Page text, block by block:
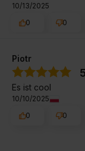
10/13/2025
0
0
Piotr
5
Es ist cool
10/10/2025
0
0